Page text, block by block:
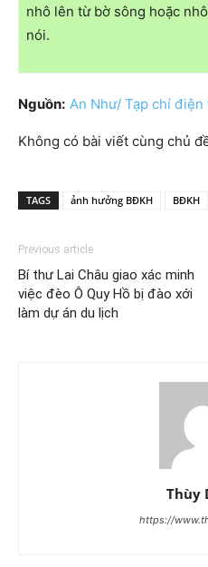
nhô lên từ bờ sông hoặc
nói.
Nguồn: An Như/ Tạp chí
Không có bài viết cùng chủ
TAGS ảnh hưởng BĐKH BĐKH
Previous article
Bí thư Lai Châu giao xác minh
việc đèo Ô Quy Hồ bị đào xới
làm dự án du lịch
Thùy
https://